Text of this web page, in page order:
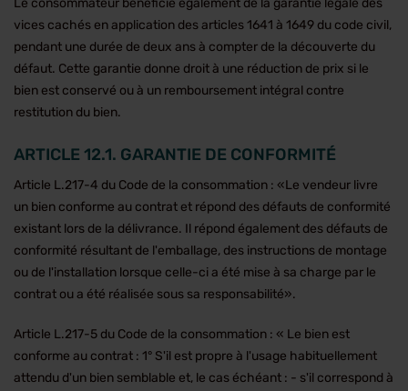
Le consommateur bénéficie également de la garantie légale des
vices cachés en application des articles 1641 à 1649 du code civil,
pendant une durée de deux ans à compter de la découverte du
défaut. Cette garantie donne droit à une réduction de prix si le
bien est conservé ou à un remboursement intégral contre
restitution du bien.
ARTICLE 12.1. GARANTIE DE CONFORMITÉ
Article L.217-4 du Code de la consommation : «Le vendeur livre
un bien conforme au contrat et répond des défauts de conformité
existant lors de la délivrance. Il répond également des défauts de
conformité résultant de l'emballage, des instructions de montage
ou de l'installation lorsque celle-ci a été mise à sa charge par le
contrat ou a été réalisée sous sa responsabilité».
Article L.217-5 du Code de la consommation : « Le bien est
conforme au contrat : 1° S'il est propre à l'usage habituellement
attendu d'un bien semblable et, le cas échéant : - s'il correspond à